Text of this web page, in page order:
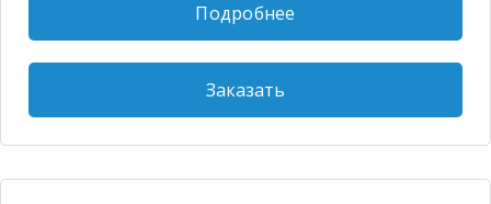
Подробнее
Заказать